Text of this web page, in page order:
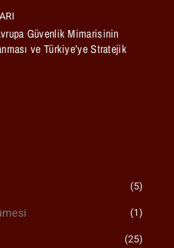
Güvenlik Mimarisinin
ve Türkiye’ye Stratejik
(5)
(1)
(25)